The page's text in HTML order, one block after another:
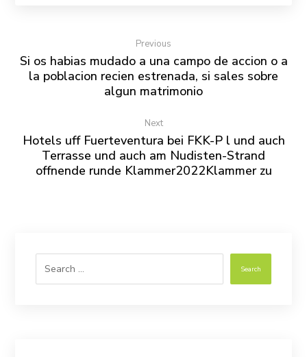
Previous
Si os habias mudado a una campo de accion o a
la poblacion recien estrenada, si sales sobre
algun matrimonio
Next
Hotels uff Fuerteventura bei FKK-P l und auch
Terrasse und auch am Nudisten-Strand
offnende runde Klammer2022Klammer zu
Search